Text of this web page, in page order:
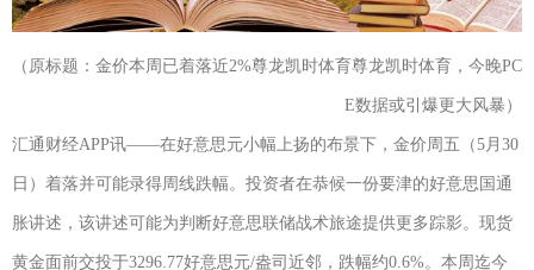
（原标题：金价本周已着落近2%尊龙凯时体育尊龙凯时体育，今晚PC
E数据或引爆更大风暴）
汇通财经APP讯——在好意思元小幅上扬的布景下，金价周五（5月30
日）着落并可能录得周线跌幅。投资者在恭候一份要津的好意思国通
胀讲述，该讲述可能为判断好意思联储战术旅途提供更多踪影。现货
黄金面前交投于3296.77好意思元/盎司近邻，跌幅约0.6%。本周迄今